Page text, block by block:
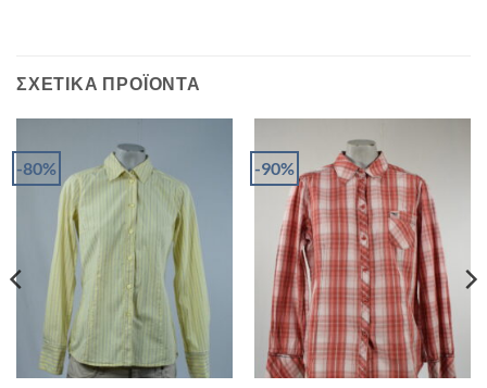
ΣΧΕΤΙΚΆ ΠΡΟΪΌΝΤΑ
-80% -90%